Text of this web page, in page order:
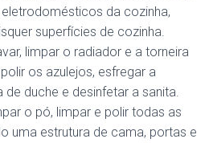
da cozinha,
superfícies de cozinha.
limpar o radiador e a torneira
os azulejos, esfregar a
de duche e desinfetar a sanita.
o pó, limpar e polir todas as
uma estrutura de cama, portas e